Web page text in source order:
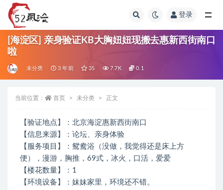
登录
[海淀区] 亲身验证KB大胸妞妞现搬去惠新西街南口
啦
未分类 3 年前 35 7.7K 0.1
当前位置： 首页 未分类 正文
【验证地点】：北京海淀惠新西街南口
【信息来源】：论坛、亲身体验
【服务项目】：鸳鸯浴（没做，我觉得还是床上方
便），漫游，胸推，69式，冰火，口活，爱爱
【楼花数量】：1
【环境设备】：妹妹家里，环境还不错。